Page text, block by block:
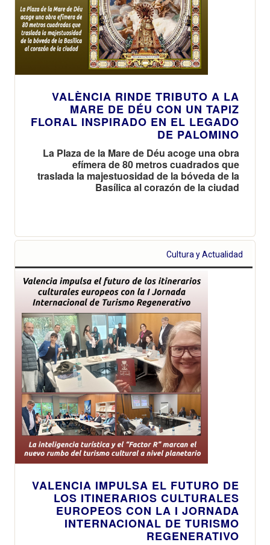
VALÈNCIA RINDE TRIBUTO A LA
MARE DE DÉU CON UN TAPIZ
FLORAL INSPIRADO EN EL LEGADO
DE PALOMINO
La Plaza de la Mare de Déu acoge una obra
efímera de 80 metros cuadrados que
traslada la majestuosidad de la bóveda de la
Basílica al corazón de la ciudad
Cultura y Actualidad
VALENCIA IMPULSA EL FUTURO DE
LOS ITINERARIOS CULTURALES
EUROPEOS CON LA I JORNADA
INTERNACIONAL DE TURISMO
REGENERATIVO